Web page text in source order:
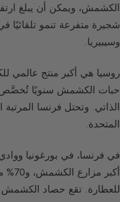
الكشمش، ويمكن أن يبلغ
شجيرة متفرعة تنمو تلقائيًا
وسيبيريا.
حبات الكشمش سنويًا تُخصَّص
الذاتي. وتحتل فرنسا المرتبة
المتحدة.
في فرنسا، في بورغونيا
للعطارة. تقع حصاد الكشمش